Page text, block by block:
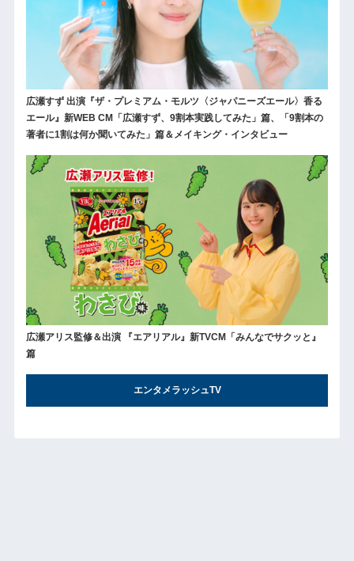
広瀬すず 出演『ザ・プレミアム・モルツ〈ジャパニーズエール〉香る
エール』新WEB CM「広瀬すず、9割本実践してみた」篇、「9割本の
著者に1割は何か聞いてみた」篇＆メイキング・インタビュー
広瀬アリス監修＆出演 『エアリアル』新TVCM「みんなでサクッと』
篇
エンタメラッシュTV